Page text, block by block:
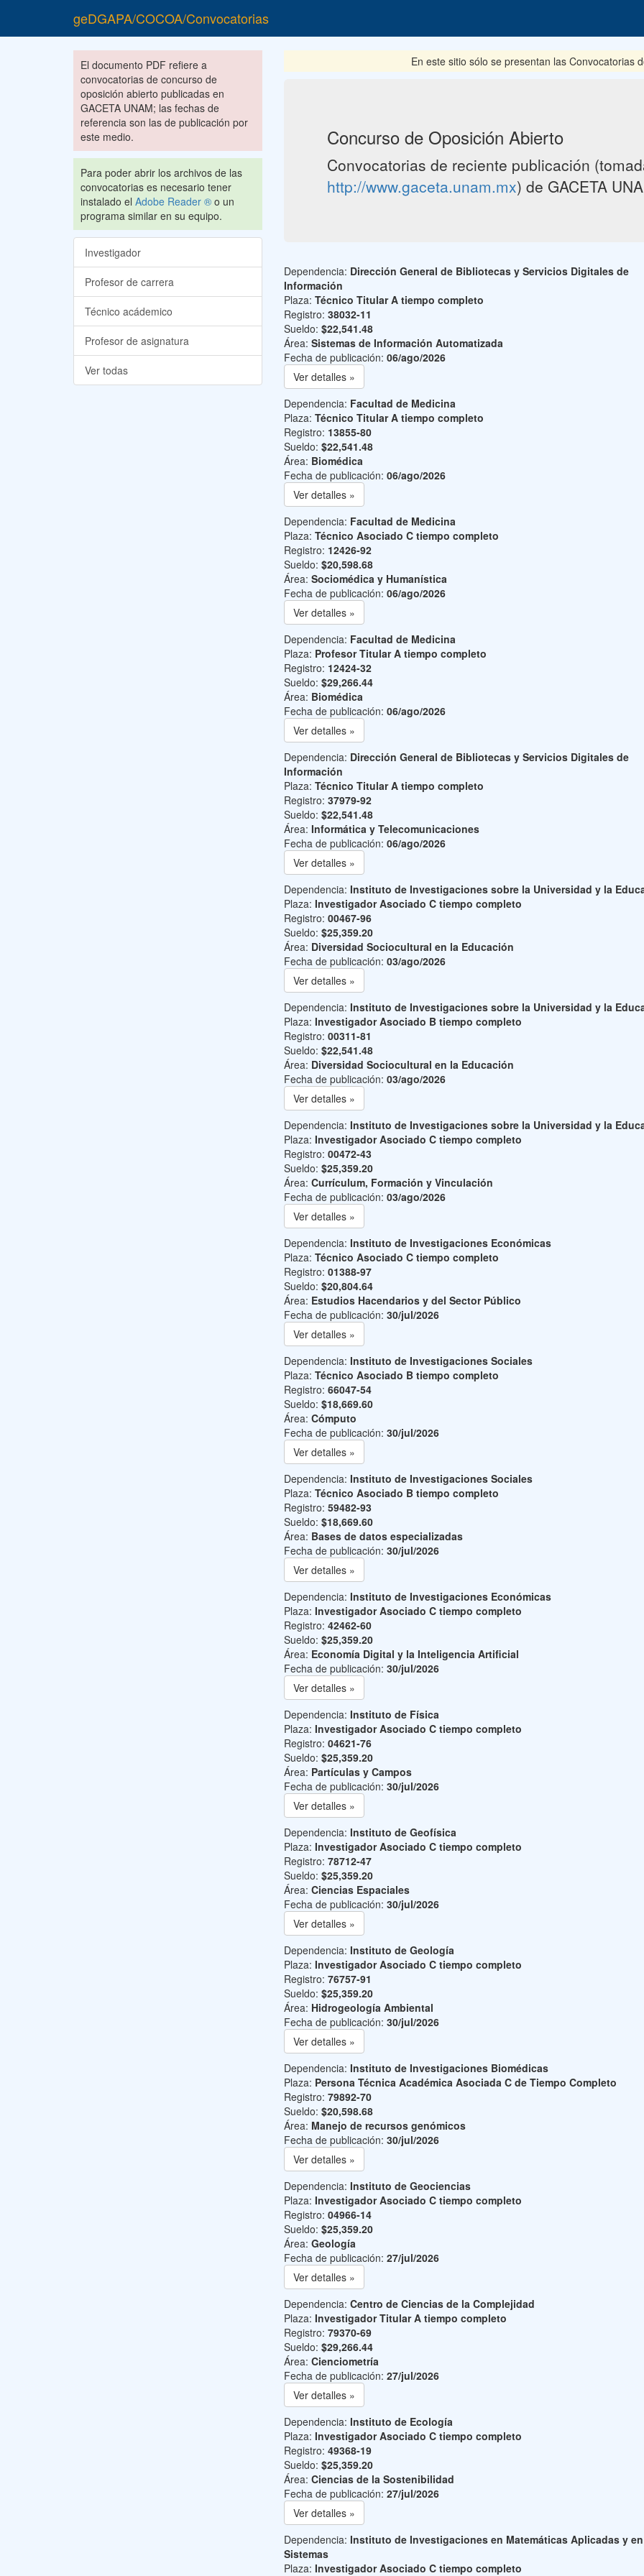
geDGAPA/COCOA/Convocatorias
El documento PDF refiere a
convocatorias de concurso de
oposición abierto publicadas en
GACETA UNAM; las fechas de
referencia son las de publicación por
este medio.
Para poder abrir los archivos de las
convocatorias es necesario tener
instalado el Adobe Reader ® o un
programa similar en su equipo.
Investigador
Profesor de carrera
Técnico acádemico
Profesor de asignatura
Ver todas
En este sitio sólo se presentan las Convocatorias del
Concurso de Oposición Abierto
Convocatorias de reciente publicación
http://www.gaceta.unam.mx) de GACETA
Dependencia: Dirección General de Bibliotecas y Servicios Digitales de
Información
Plaza: Técnico Titular A tiempo completo
Registro: 38032-11
Sueldo: $22,541.48
Área: Sistemas de Información Automatizada
Fecha de publicación: 06/ago/2026
Ver detalles »
Dependencia: Facultad de Medicina
Plaza: Técnico Titular A tiempo completo
Registro: 13855-80
Sueldo: $22,541.48
Área: Biomédica
Fecha de publicación: 06/ago/2026
Ver detalles »
Dependencia: Facultad de Medicina
Plaza: Técnico Asociado C tiempo completo
Registro: 12426-92
Sueldo: $20,598.68
Área: Sociomédica y Humanística
Fecha de publicación: 06/ago/2026
Ver detalles »
Dependencia: Facultad de Medicina
Plaza: Profesor Titular A tiempo completo
Registro: 12424-32
Sueldo: $29,266.44
Área: Biomédica
Fecha de publicación: 06/ago/2026
Ver detalles »
Dependencia: Dirección General de Bibliotecas y Servicios Digitales de
Información
Plaza: Técnico Titular A tiempo completo
Registro: 37979-92
Sueldo: $22,541.48
Área: Informática y Telecomunicaciones
Fecha de publicación: 06/ago/2026
Ver detalles »
Dependencia: Instituto de Investigaciones sobre la Universidad y la
Plaza: Investigador Asociado C tiempo completo
Registro: 00467-96
Sueldo: $25,359.20
Área: Diversidad Sociocultural en la Educación
Fecha de publicación: 03/ago/2026
Ver detalles »
Dependencia: Instituto de Investigaciones sobre la Universidad y la
Plaza: Investigador Asociado B tiempo completo
Registro: 00311-81
Sueldo: $22,541.48
Área: Diversidad Sociocultural en la Educación
Fecha de publicación: 03/ago/2026
Ver detalles »
Dependencia: Instituto de Investigaciones sobre la Universidad y la
Plaza: Investigador Asociado C tiempo completo
Registro: 00472-43
Sueldo: $25,359.20
Área: Currículum, Formación y Vinculación
Fecha de publicación: 03/ago/2026
Ver detalles »
Dependencia: Instituto de Investigaciones Económicas
Plaza: Técnico Asociado C tiempo completo
Registro: 01388-97
Sueldo: $20,804.64
Área: Estudios Hacendarios y del Sector Público
Fecha de publicación: 30/jul/2026
Ver detalles »
Dependencia: Instituto de Investigaciones Sociales
Plaza: Técnico Asociado B tiempo completo
Registro: 66047-54
Sueldo: $18,669.60
Área: Cómputo
Fecha de publicación: 30/jul/2026
Ver detalles »
Dependencia: Instituto de Investigaciones Sociales
Plaza: Técnico Asociado B tiempo completo
Registro: 59482-93
Sueldo: $18,669.60
Área: Bases de datos especializadas
Fecha de publicación: 30/jul/2026
Ver detalles »
Dependencia: Instituto de Investigaciones Económicas
Plaza: Investigador Asociado C tiempo completo
Registro: 42462-60
Sueldo: $25,359.20
Área: Economía Digital y la Inteligencia Artificial
Fecha de publicación: 30/jul/2026
Ver detalles »
Dependencia: Instituto de Física
Plaza: Investigador Asociado C tiempo completo
Registro: 04621-76
Sueldo: $25,359.20
Área: Partículas y Campos
Fecha de publicación: 30/jul/2026
Ver detalles »
Dependencia: Instituto de Geofísica
Plaza: Investigador Asociado C tiempo completo
Registro: 78712-47
Sueldo: $25,359.20
Área: Ciencias Espaciales
Fecha de publicación: 30/jul/2026
Ver detalles »
Dependencia: Instituto de Geología
Plaza: Investigador Asociado C tiempo completo
Registro: 76757-91
Sueldo: $25,359.20
Área: Hidrogeología Ambiental
Fecha de publicación: 30/jul/2026
Ver detalles »
Dependencia: Instituto de Investigaciones Biomédicas
Plaza: Persona Técnica Académica Asociada C de Tiempo Completo
Registro: 79892-70
Sueldo: $20,598.68
Área: Manejo de recursos genómicos
Fecha de publicación: 30/jul/2026
Ver detalles »
Dependencia: Instituto de Geociencias
Plaza: Investigador Asociado C tiempo completo
Registro: 04966-14
Sueldo: $25,359.20
Área: Geología
Fecha de publicación: 27/jul/2026
Ver detalles »
Dependencia: Centro de Ciencias de la Complejidad
Plaza: Investigador Titular A tiempo completo
Registro: 79370-69
Sueldo: $29,266.44
Área: Cienciometría
Fecha de publicación: 27/jul/2026
Ver detalles »
Dependencia: Instituto de Ecología
Plaza: Investigador Asociado C tiempo completo
Registro: 49368-19
Sueldo: $25,359.20
Área: Ciencias de la Sostenibilidad
Fecha de publicación: 27/jul/2026
Ver detalles »
Dependencia: Instituto de Investigaciones en Matemáticas Aplicadas y en
Sistemas
Plaza: Investigador Asociado C tiempo completo